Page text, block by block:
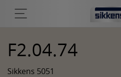
F2.04.74
Sikkens 5051